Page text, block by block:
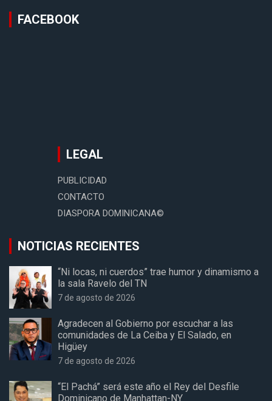
FACEBOOK
LEGAL
PUBLICIDAD
CONTACTO
DIASPORA DOMINICANA©
NOTICIAS RECIENTES
“Ni locas, ni cuerdos” trae humor y dinamismo a
la sala Ravelo del TN
7 de agosto de 2026
Agradecen al Gobierno por escuchar a las
comunidades de La Ceiba y El Salado, en
Higüey
7 de agosto de 2026
“El Pachá” será este año el Rey del Desfile
Dominicano de Manhattan-NY